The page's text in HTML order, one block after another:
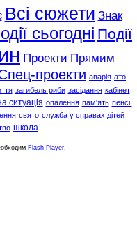
Всі сюжети Знак
сьогодні Події
Проекти Прямим
проекти аварія ато
загибель риби засідання кабінет
ситуація опалення пам'ять пенсії
свято служба у справах дітей
школа
Flash Player